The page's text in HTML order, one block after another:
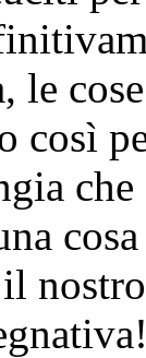
le
così